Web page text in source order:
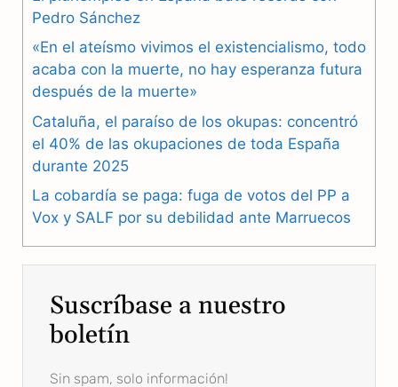
b
o
o
k
r
a
m
A
p
p
Pedro Sánchez
«En el ateísmo vivimos el existencialismo, todo
acaba con la muerte, no hay esperanza futura
después de la muerte»
Cataluña, el paraíso de los okupas: concentró
el 40% de las okupaciones de toda España
durante 2025
La cobardía se paga: fuga de votos del PP a
Vox y SALF por su debilidad ante Marruecos
Suscríbase a nuestro
boletín
Sin spam, solo información!